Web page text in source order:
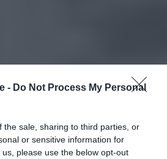
- Do Not Process My Personal
the sale, sharing to third parties, or
or sensitive information for
please use the below opt-out